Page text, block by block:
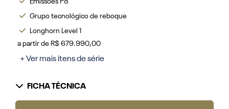
Emissões P8
Grupo tecnológico de reboque
Longhorn Level 1
a partir de R$ 679.990,00
+ Ver mais itens de série
FICHA TÉCNICA